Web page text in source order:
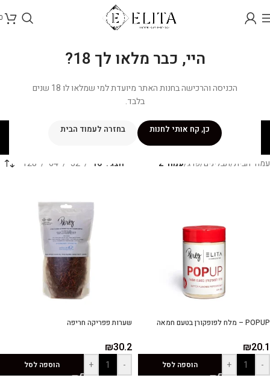
היי, כבר מלאו לך 18?
הכניסה והרכישה בחנות האתר מיועדת למי שמלאו לו 18 שנים
בלבד.
כן, קח אותי לחנות בחזרה לעמוד הביתפרג
עמוד הבית/תבלינים/פרג/עמוד 2 הצג 16
32
64
128
POPUP – מלח לפופקורן בטעם חמאה
₪20.1
-
+ הוספה לסל
שערות פפריקה חריפה
₪30.2
-
+ הוספה לסל